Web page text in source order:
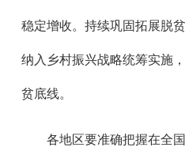
稳定增收。持续巩固拓展脱
纳入乡村振兴战略统筹实施
贫底线。
各地区要准确把握在全